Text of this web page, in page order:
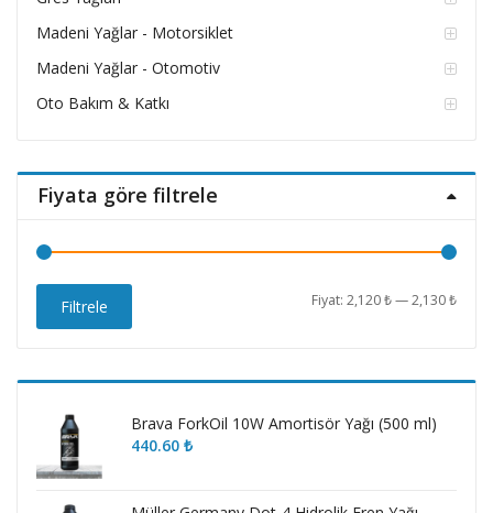
Madeni Yağlar - Motorsiklet
Madeni Yağlar - Otomotiv
Oto Bakım & Katkı
Fiyata göre filtrele
En
En
Filtrele Fiyat:2,120 ₺—2,130 ₺
Brava ForkOil 10W Amortisör Yağı (500 ml)
440.60₺